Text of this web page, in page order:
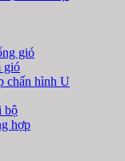
gió
gió
chấn hình U
bộ
hợp